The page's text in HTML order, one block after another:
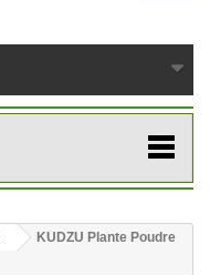
KUDZU Plante Poudre